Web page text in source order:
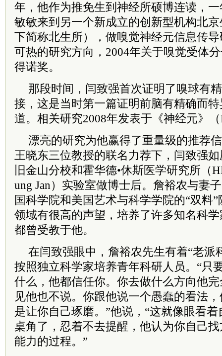
年，他作为推免生到神经所硕博连读，
敏敏来到另一个新成立的创新型机构北
下简称北生所），做嗅觉神经元信息传
可热的研究方向，2004年关于嗅觉受体
得诺奖。
那段时间，闫致强首次证明了嗅球有
接，这是当时第一篇证明前脑有精确而
道。相关研究2008年发表于《神经元》
漂亮的研究为他赢得了重量级的推荐
王晓东三位教授的联名力荐下，闫致强
旧金山分校和霍华德•休斯医学研究所（
ung Jan）实验室做博士后。詹裕农与妻
国科学院和美国艺术与科学学院的“双料”
领域有很高的声望，培养了许多知名科
都曾受教于他。
在闫致强眼中，詹裕农先生有着“老派
按照独立科学家培养青年科研人员。“只
什么，他都信任你。你去做什么方向他
见他也不说。你跟他说一个愚蠢的看法
是让你自己琢磨。”他说，“这就像眼看
桌角了，忍着不去提醒，他认为你自己
能力的过程。”